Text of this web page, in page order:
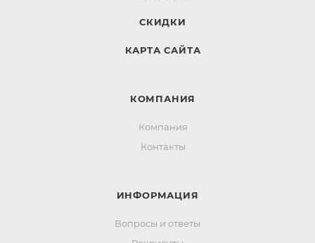
СКИДКИ
КАРТА САЙТА
КОМПАНИЯ
Компания
Контакты
ИНФОРМАЦИЯ
Вопросы и ответы